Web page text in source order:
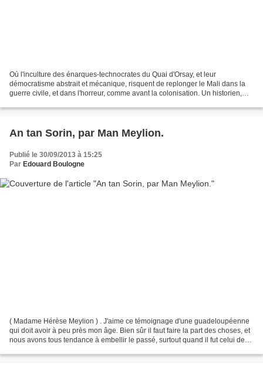
Où l'inculture des énarques-technocrates du Quai d'Orsay, et leur
démocratisme abstrait et mécanique, risquent de replonger le Mali dans la
guerre civile, et dans l'horreur, comme avant la colonisation. Un historien,
An tan Sorin, par Man Meylion.
Publié le 30/09/2013 à 15:25
Par Edouard Boulogne
( Madame Hérèse Meylion ) . J'aime ce témoignage d'une guadeloupéenne
qui doit avoir à peu près mon âge. Bien sûr il faut faire la part des choses, et
nous avons tous tendance à embellir le passé, surtout quand il fut celui de